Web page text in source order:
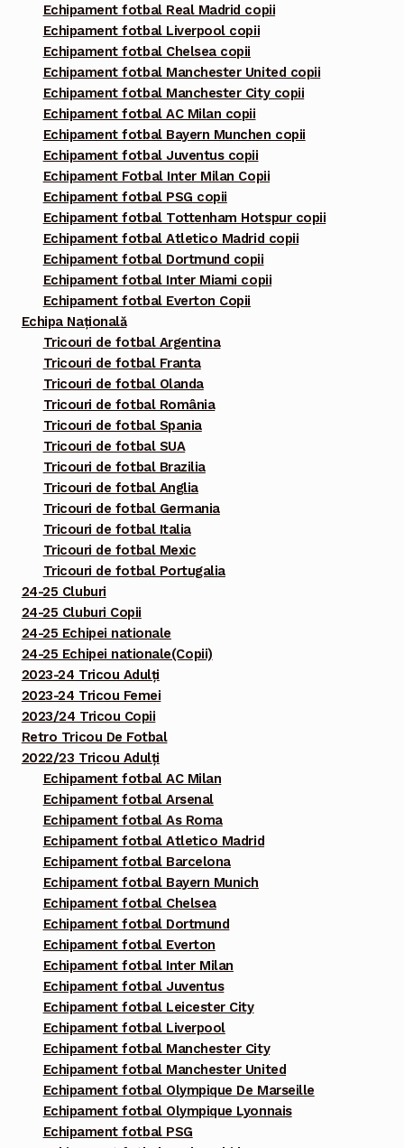
Echipament fotbal Real Madrid copii
Echipament fotbal Liverpool copii
Echipament fotbal Chelsea copii
Echipament fotbal Manchester United copii
Echipament fotbal Manchester City copii
Echipament fotbal AC Milan copii
Echipament fotbal Bayern Munchen copii
Echipament fotbal Juventus copii
Echipament Fotbal Inter Milan Copii
Echipament fotbal PSG copii
Echipament fotbal Tottenham Hotspur copii
Echipament fotbal Atletico Madrid copii
Echipament fotbal Dortmund copii
Echipament fotbal Inter Miami copii
Echipament fotbal Everton Copii
Echipa Națională
Tricouri de fotbal Argentina
Tricouri de fotbal Franta
Tricouri de fotbal Olanda
Tricouri de fotbal România
Tricouri de fotbal Spania
Tricouri de fotbal SUA
Tricouri de fotbal Brazilia
Tricouri de fotbal Anglia
Tricouri de fotbal Germania
Tricouri de fotbal Italia
Tricouri de fotbal Mexic
Tricouri de fotbal Portugalia
24-25 Cluburi
24-25 Cluburi Copii
24-25 Echipei nationale
24-25 Echipei nationale(Copii)
2023-24 Tricou Adulți
2023-24 Tricou Femei
2023/24 Tricou Copii
Retro Tricou De Fotbal
2022/23 Tricou Adulți
Echipament fotbal AC Milan
Echipament fotbal Arsenal
Echipament fotbal As Roma
Echipament fotbal Atletico Madrid
Echipament fotbal Barcelona
Echipament fotbal Bayern Munich
Echipament fotbal Chelsea
Echipament fotbal Dortmund
Echipament fotbal Everton
Echipament fotbal Inter Milan
Echipament fotbal Juventus
Echipament fotbal Leicester City
Echipament fotbal Liverpool
Echipament fotbal Manchester City
Echipament fotbal Manchester United
Echipament fotbal Olympique De Marseille
Echipament fotbal Olympique Lyonnais
Echipament fotbal PSG